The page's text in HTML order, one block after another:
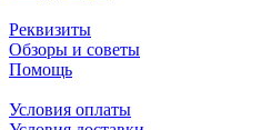
Реквизиты
Обзоры и советы
Помощь
Условия оплаты